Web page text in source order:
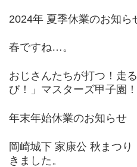
2024年 夏季休業のお知ら
春ですね…。
おじさんたちが打つ！走
び！」マスターズ甲子園！
年末年始休業のお知らせ
岡崎城下 家康公 秋まつ
きました。